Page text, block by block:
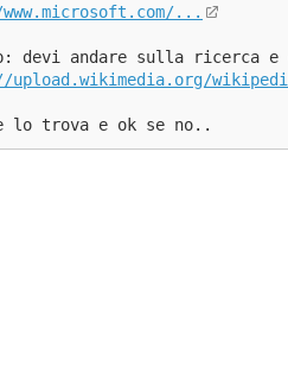
...
devi andare sulla ricerca
lo trova e ok se no..